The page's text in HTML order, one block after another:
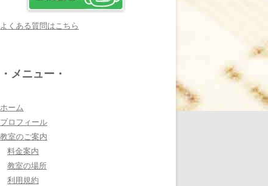
電子オルガンプレーヤ
ともっともっと音楽大好
詳しく見る・・・
よくある質問はこちら
・メニュー・
ホーム
プロフィール
教室のご案内
料金案内
教室の場所
利用規約